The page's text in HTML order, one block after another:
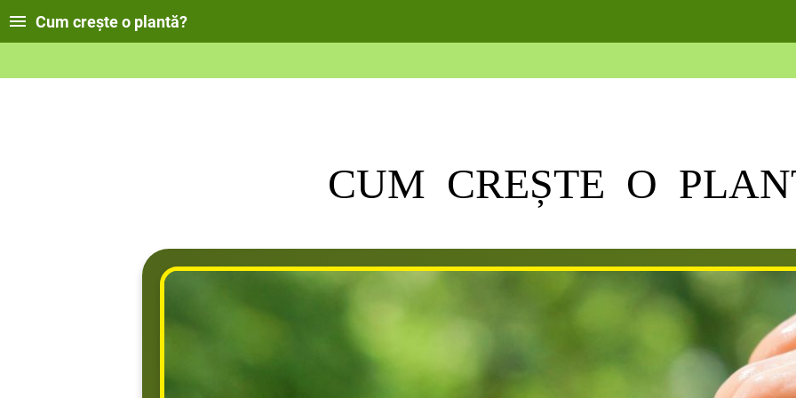
Cum crește o plantă?
CUM CREȘTE O